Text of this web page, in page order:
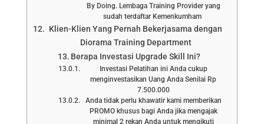
By Doing. Lembaga Training Provider yang
sudah terdaftar Kemenkumham
Klien-Klien Yang Pernah Bekerjasama dengan
Diorama Training Department
Berapa Investasi Upgrade Skill Ini?
Investasi Pelatihan ini Anda cukup
menginvestasikan Uang Anda Senilai Rp
7.500.000
Anda tidak perlu khawatir kami memberikan
PROMO khusus bagi Anda jika mengajak
minimal 2 rekan Anda untuk mengikuti